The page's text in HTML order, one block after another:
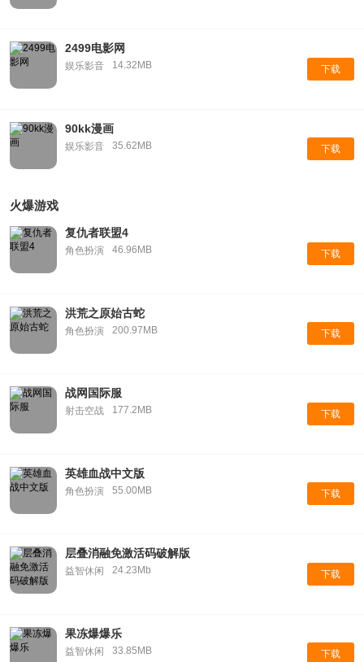
2499电影网
娱乐影音 14.32MB 下载
90kk漫画
娱乐影音 35.62MB 下载
火爆游戏
复仇者联盟4
角色扮演 46.96MB 下载
洪荒之原始古蛇
角色扮演 200.97MB 下载
战网国际服
射击空战 177.2MB 下载
英雄血战中文版
角色扮演 55.00MB 下载
层叠消融免激活码破解版
益智休闲 24.23Mb 下载
果冻爆爆乐
益智休闲 33.85MB 下载